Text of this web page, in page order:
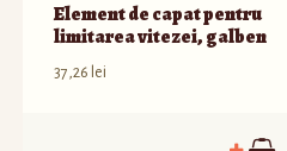
Element de capat pentru
limitarea vitezei, galben
37,26 lei